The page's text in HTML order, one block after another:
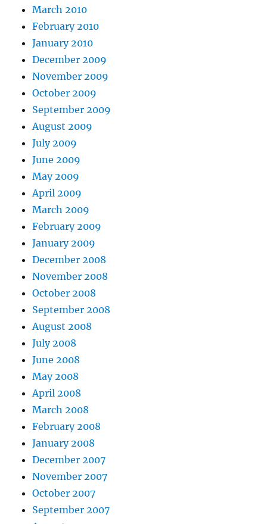
March 2010
February 2010
January 2010
December 2009
November 2009
October 2009
September 2009
August 2009
July 2009
June 2009
May 2009
April 2009
March 2009
February 2009
January 2009
December 2008
November 2008
October 2008
September 2008
August 2008
July 2008
June 2008
May 2008
April 2008
March 2008
February 2008
January 2008
December 2007
November 2007
October 2007
September 2007